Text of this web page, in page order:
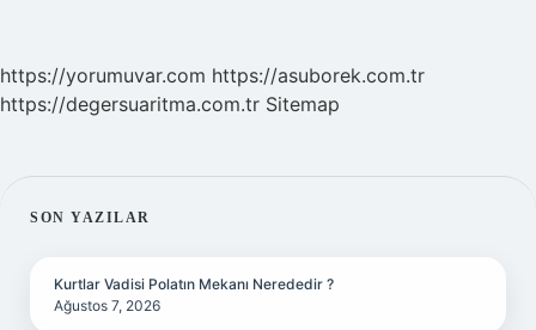
https://yorumuvar.com https://asuborek.com.tr
https://degersuaritma.com.tr Sitemap
SIDEBAR
SON YAZILAR
Kurtlar Vadisi Polatın Mekanı Nerededir ?
Ağustos 7, 2026